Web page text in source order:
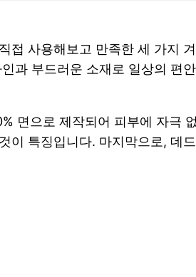
접 사용해보고 만족한 세 가지
과 부드러운 소재로 일상의 편
면으로 제작되어 피부에 자극
이 특징입니다. 마지막으로, 데